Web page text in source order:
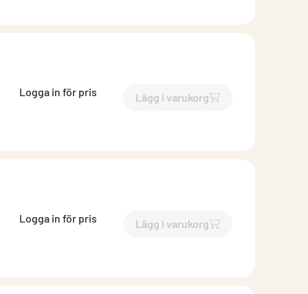
Logga in för pris Lägg i varukorg
`$Lägg till
Logga in för pris Lägg i varukorg
`$Lägg till